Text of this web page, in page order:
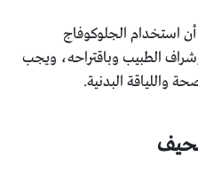
أن استخدام الجلوكوفاج
الطبيب وباقتراحه، ويجب
واللياقة البدنية.